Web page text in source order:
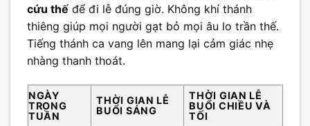
cứu thế để đi lễ đúng giờ. Không khí thánh
thiêng giúp mọi người gạt bỏ mọi âu lo trần thế.
Tiếng thánh ca vang lên mang lại cảm giác nhẹ
nhàng thanh thoát.
NGÀY
TRONG
TUẦN
THỜI GIAN LỄ
BUỔI SÁNG
THỜI GIAN LỄ
BUỔI CHIỀU VÀ
TỐI